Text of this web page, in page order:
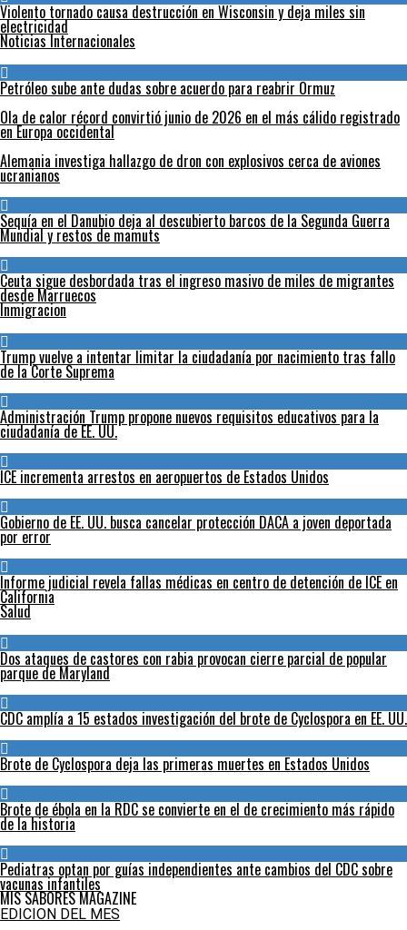
Violento tornado causa destrucción en Wisconsin y deja miles sin
electricidad
Noticias Internacionales
Petróleo sube ante dudas sobre acuerdo para reabrir Ormuz
Ola de calor récord convirtió junio de 2026 en el más cálido registrado
en Europa occidental
Alemania investiga hallazgo de dron con explosivos cerca de aviones
ucranianos
Sequía en el Danubio deja al descubierto barcos de la Segunda Guerra
Mundial y restos de mamuts
Ceuta sigue desbordada tras el ingreso masivo de miles de migrantes
desde Marruecos
Inmigracion
Trump vuelve a intentar limitar la ciudadanía por nacimiento tras fallo
de la Corte Suprema
Administración Trump propone nuevos requisitos educativos para la
ciudadanía de EE. UU.
ICE incrementa arrestos en aeropuertos de Estados Unidos
Gobierno de EE. UU. busca cancelar protección DACA a joven deportada
por error
Informe judicial revela fallas médicas en centro de detención de ICE en
California
Salud
Dos ataques de castores con rabia provocan cierre parcial de popular
parque de Maryland
CDC amplía a 15 estados investigación del brote de Cyclospora en EE. UU.
Brote de Cyclospora deja las primeras muertes en Estados Unidos
Brote de ébola en la RDC se convierte en el de crecimiento más rápido
de la historia
Pediatras optan por guías independientes ante cambios del CDC sobre
vacunas infantiles
MIS SABORES MAGAZINE
EDICION DEL MES